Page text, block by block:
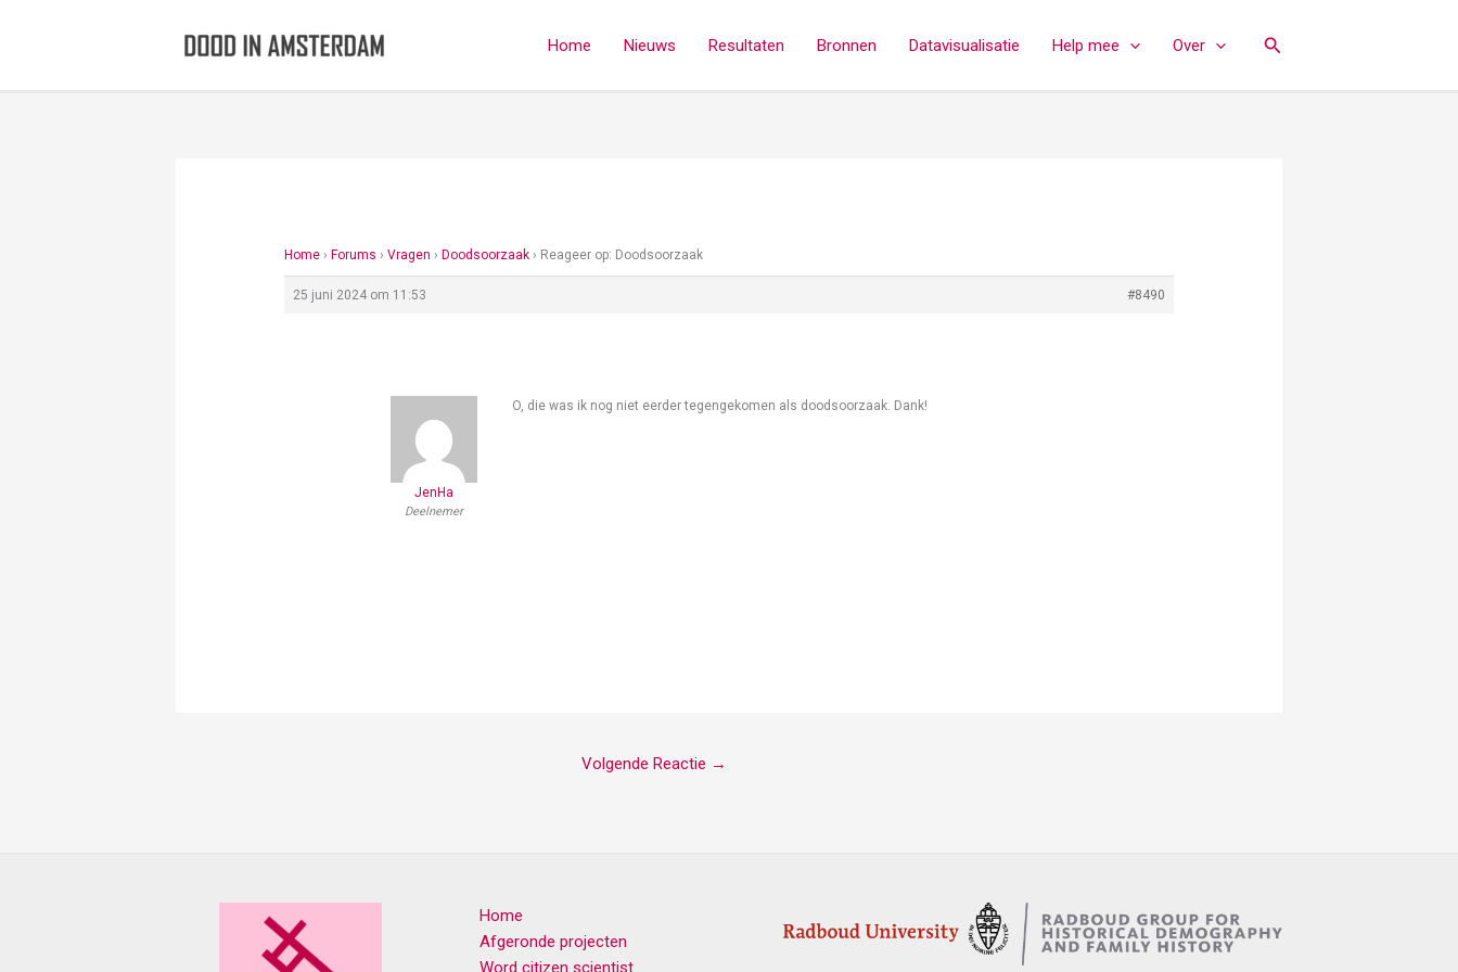
Home Nieuws Resultaten Bronnen Datavisualisatie Help mee Over Zoeken
Home › Forums › Vragen › Doodsoorzaak › Reageer op: Doodsoorzaak
25 juni 2024 om 11:53 #8490
JenHa
Deelnemer
O, die was ik nog niet eerder tegengekomen als doodsoorzaak. Dank!
Volgende Reactie →
Home
Afgeronde projecten
Word citizen scientist